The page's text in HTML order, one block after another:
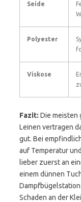
Seide
Polyester
Viskose
Fazit: Die meisten
Leinen vertragen
gut. Bei
auf Temperatur
lieber zuerst an
einem dünnen
Schaden an der